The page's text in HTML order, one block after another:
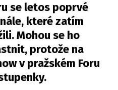
/ COOKIES
MÍSTA
se letos poprvé
které zatím
Mohou se ho
protože na
v pražském Foru